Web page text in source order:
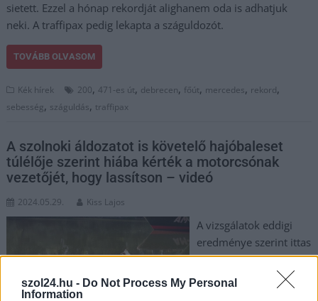
szol24.hu - Do Not Process My Personal
Information
sietett. Ezzel a hónap rekordját alighanem oda is adhatjuk
neki. A traffipax pedig lekapta a száguldozót.
TOVÁBB OLVASOM
Kék hírek 200,471-es út, debrecen, főút, mercedes, rekord,
sebesség, száguldás, traffipax
A szolnoki áldozatot is követelő hajóbaleset
túlélője szerint hiába kérték a motorcsónak
vezetőjét, hogy lassítson – videó
2024.05.29. Kiss Lajos
A vizsgálatok eddigi
eredménye szerint ittas
állapotban, teljesen
logikátlan
irányváltásokkal, nagy